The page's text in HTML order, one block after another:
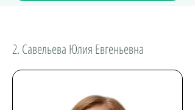
2. Савельева Юлия Евгеньевна